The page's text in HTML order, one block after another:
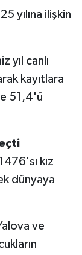
yılına ilişkin
yıl canlı
kayıtlara
51,4'ü
kız
dünyaya
ve